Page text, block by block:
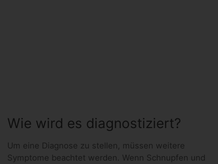
Wie wird es diagnostiziert?
Um eine Diagnose zu stellen, müssen weitere
Symptome beachtet werden. Wenn Schnupfen und